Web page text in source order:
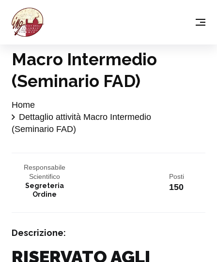
Macro Intermedio
(Seminario FAD)
Home
Dettaglio attività Macro Intermedio
(Seminario FAD)
Responsabile
Scientifico
Segreteria
Ordine
Posti
150
Descrizione:
RISERVATO AGLI